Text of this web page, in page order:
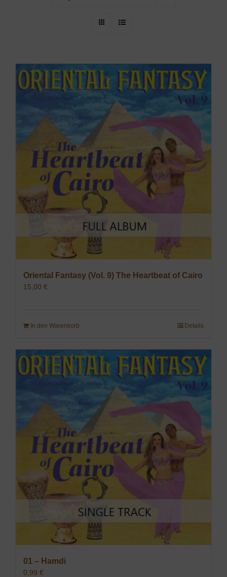
Oriental Fantasy (Vol. 9) The Heartbeat of Cairo
15,00 €
In den Warenkorb Details
01 – Hamdi
0,99 €